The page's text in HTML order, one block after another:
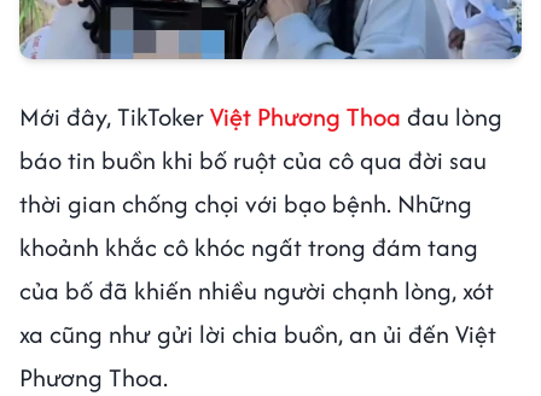
Mới đây, TikTokerViệt Phương Thoa đau lòng
báo tin buồn khi bố ruột của cô qua đời sau
thời gian chống chọi với bạo bệnh. Những
khoảnh khắc cô khóc ngất trong đám tang
của bố đã khiến nhiều người chạnh lòng, xót
xa cũng như gửi lời chia buồn, an ủi đến Việt
Phương Thoa.